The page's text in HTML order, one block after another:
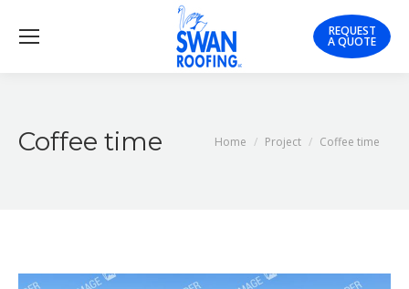
REQUEST
A QUOTE
Coffee time You are here:
Home Project Coffee time